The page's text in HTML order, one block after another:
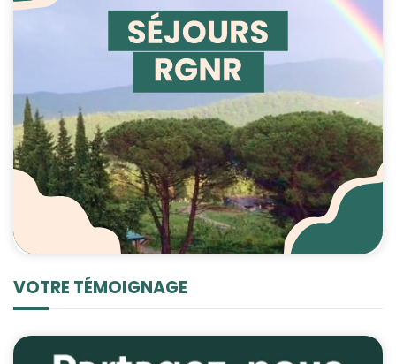
VOTRE TÉMOIGNAGE